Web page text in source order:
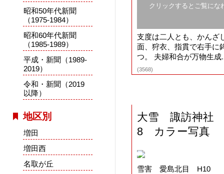
昭和50年代新聞
（1975-1984）
昭和60年代新聞
（1985-1989）
平成・新聞（1989-
2019）
令和・新聞（2019
以降）
地区別
増田
増田西
名取が丘
クリックするとご覧にな
支度は二人とも、かんざ
面、狩衣、指貫で右手に
つ。 夫婦和合が万物生成
(3568)
大雪 諏訪神社
8 カラー写真
雪害 愛島北目 H10